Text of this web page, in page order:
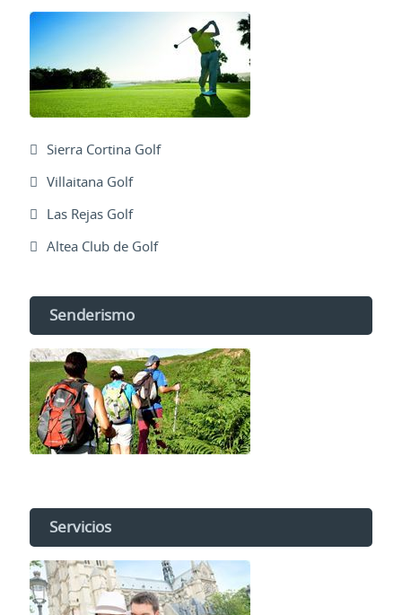
Sierra Cortina Golf
Villaitana Golf
Las Rejas Golf
Altea Club de Golf
Senderismo
Servicios